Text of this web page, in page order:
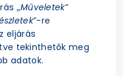
„Műveletek”
”-re
eljárás
tekinthetők meg
adatok.